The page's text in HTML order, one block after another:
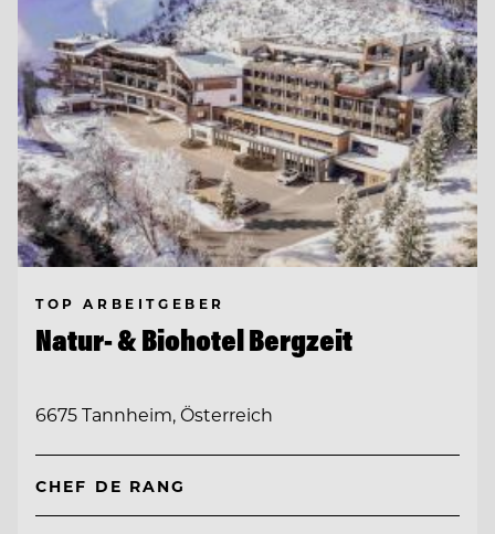
TOP ARBEITGEBER
Natur- & Biohotel Bergzeit
6675 Tannheim, Österreich
CHEF DE RANG